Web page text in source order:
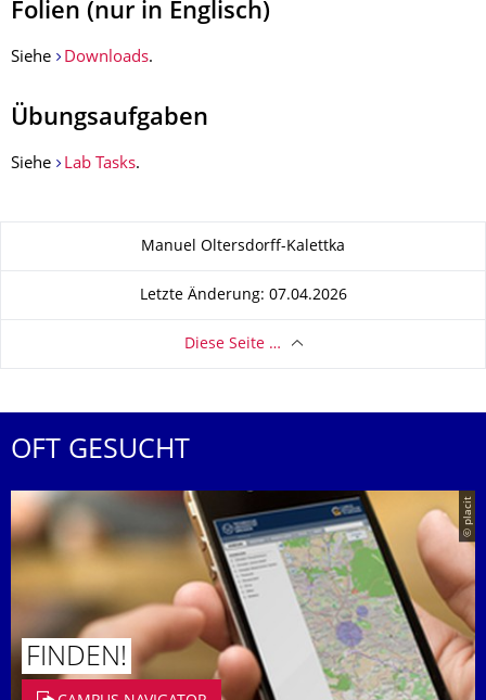
Folien (nur in Englisch)
Siehe Downloads.
Übungsaufgaben
Siehe Lab Tasks.
Zu dieser SeiteManuel Oltersdorff-Kalettka
Letzte Änderung: 07.04.2026
Diese Seite …
OFT GESUCHT
© placit
FINDEN!